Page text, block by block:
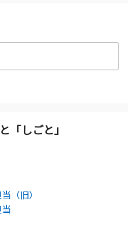
「しごと」
（旧）